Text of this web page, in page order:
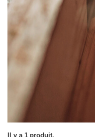
Il y a 1 produit.